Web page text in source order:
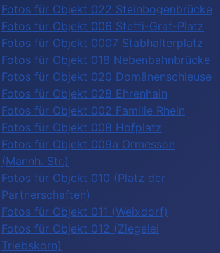
Fotos für Objekt 022 Steinbogenbrücke
Fotos für Objekt 006 Steffi-Graf-Platz
Fotos für Objekt 0007 Stabhalterplatz
Fotos für Objekt 018 Nebenbahnbrücke
Fotos für Objekt 020 Domänenschleuse
Fotos für Objekt 028 Ehrenhain
Fotos für Objekt 002 Familie Rhein
Fotos für Objekt 008 Hofplatz
Fotos für Objekt 009a Ormesson
(Mannh. Str.)
Fotos für Objekt 010 (Platz der
Partnerschaften)
Fotos für Objekt 011 (Weixdorf)
Fotos für Objekt 012 (Ziegelei
Triebskorn)